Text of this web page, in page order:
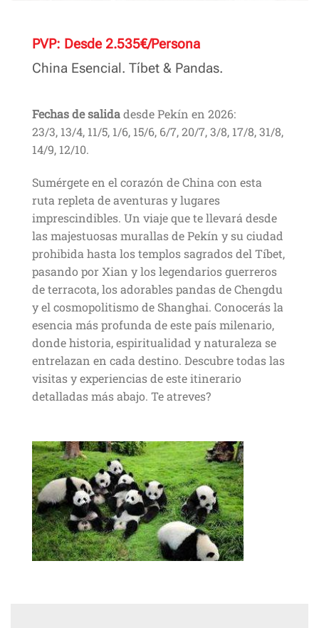
PVP: Desde 2.535€/Persona
China Esencial. Tíbet & Pandas.
Fechas de salidadesde Pekín en 2026:
23/3, 13/4, 11/5, 1/6, 15/6, 6/7, 20/7, 3/8, 17/8, 31/8,
14/9, 12/10.
Sumérgete en el corazón de China con esta
ruta repleta de aventuras y lugares
imprescindibles. Un viaje que te llevará desde
las majestuosas murallas de Pekín y su ciudad
prohibida hasta los templos sagrados del Tíbet,
pasando por Xian y los legendarios guerreros
de terracota, los adorables pandas de Chengdu
y el cosmopolitismo de Shanghai. Conocerás la
esencia más profunda de este país milenario,
donde historia, espiritualidad y naturaleza se
entrelazan en cada destino. Descubre todas las
visitas y experiencias de este itinerario
detalladas más abajo. Te atreves?